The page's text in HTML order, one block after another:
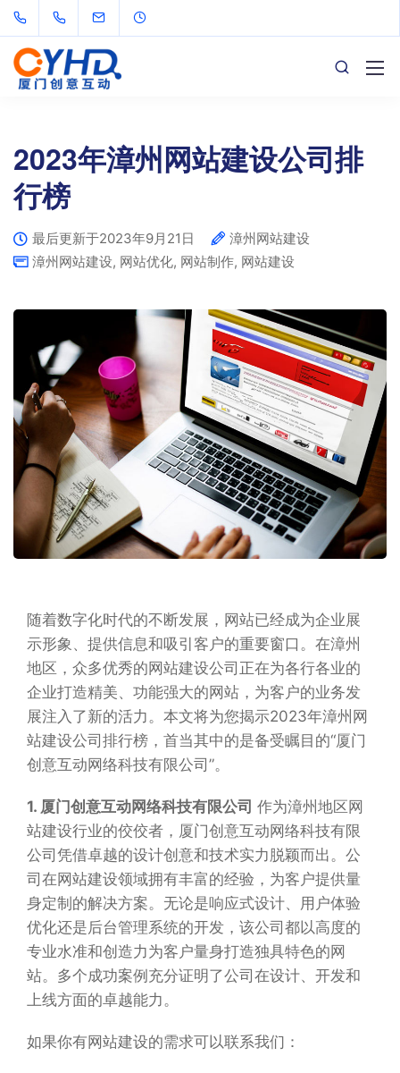
2023年漳州网站建设公司排
行榜
最后更新于2023年9月21日
漳州网站建设
漳州网站建设, 网站优化, 网站制作, 网站建设
随着数字化时代的不断发展，网站已经成为企业展
示形象、提供信息和吸引客户的重要窗口。在漳州
地区，众多优秀的网站建设公司正在为各行各业的
企业打造精美、功能强大的网站，为客户的业务发
展注入了新的活力。本文将为您揭示2023年漳州网
站建设公司排行榜，首当其中的是备受瞩目的“厦门
创意互动网络科技有限公司”。
1. 厦门创意互动网络科技有限公司 作为漳州地区网
站建设行业的佼佼者，厦门创意互动网络科技有限
公司凭借卓越的设计创意和技术实力脱颖而出。公
司在网站建设领域拥有丰富的经验，为客户提供量
身定制的解决方案。无论是响应式设计、用户体验
优化还是后台管理系统的开发，该公司都以高度的
专业水准和创造力为客户量身打造独具特色的网
站。多个成功案例充分证明了公司在设计、开发和
上线方面的卓越能力。
如果你有网站建设的需求可以联系我们：